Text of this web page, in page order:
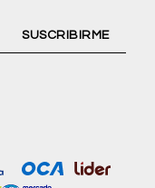
SUSCRIBIRME